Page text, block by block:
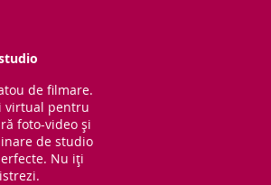
de filmare.
virtual pentru
foto-video și
de studio
Nu iți